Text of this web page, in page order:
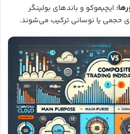
ایچیموکو و باندهای بولینگر
حجمی یا نوسانی ترکیب می‌شوند.